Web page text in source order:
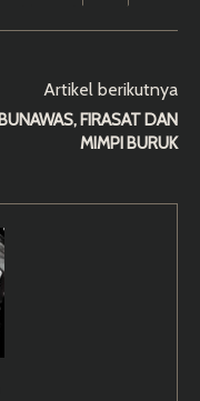
Artikel berikutnya
FIRASAT DAN
MIMPI BURUK